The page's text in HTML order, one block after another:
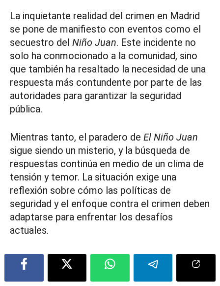
La inquietante realidad del crimen en Madrid
se pone de manifiesto con eventos como el
secuestro del Niño Juan. Este incidente no
solo ha conmocionado a la comunidad, sino
que también ha resaltado la necesidad de una
respuesta más contundente por parte de las
autoridades para garantizar la seguridad
pública.
Mientras tanto, el paradero de El Niño Juan
sigue siendo un misterio, y la búsqueda de
respuestas continúa en medio de un clima de
tensión y temor. La situación exige una
reflexión sobre cómo las políticas de
seguridad y el enfoque contra el crimen deben
adaptarse para enfrentar los desafíos
actuales.